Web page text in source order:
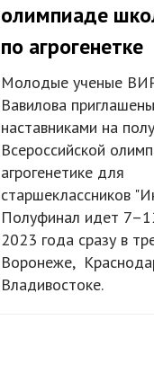
олимпиаде
по агрогенетке
Молодые ученые
Вавилова
наставниками на
Всероссийской
агрогенетике для
старшеклассников
Полуфинал идет
2023 года сразу в
Воронеже,
Владивостоке.